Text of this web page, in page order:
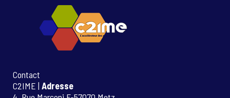
Contact
C2IME | Adresse